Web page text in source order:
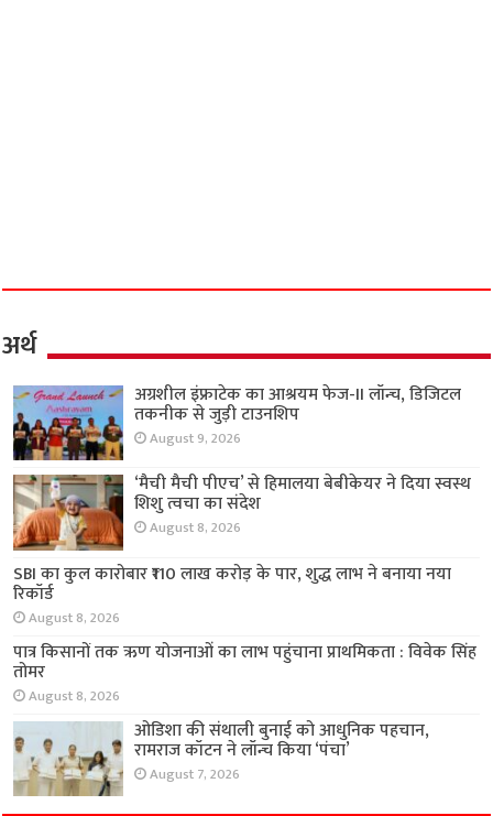
अर्थ
अग्रशील इंफ्राटेक का आश्रयम फेज-II लॉन्च, डिजिटल
तकनीक से जुड़ी टाउनशिप
August 9, 2026
‘मैची मैची पीएच’ से हिमालया बेबीकेयर ने दिया स्वस्थ
शिशु त्वचा का संदेश
SBI का कुल कारोबार ₹110 लाख करोड़ के पार, शुद्ध
लाभ ने बनाया नया रिकॉर्ड
पात्र किसानों तक ऋण योजनाओं का लाभ पहुंचाना
प्राथमिकता : विवेक सिंह तोमर
August 8, 2026